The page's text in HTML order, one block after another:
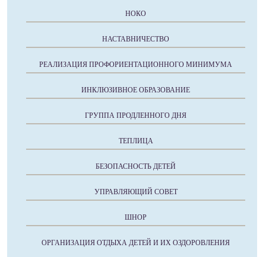
НОКО
НАСТАВНИЧЕСТВО
РЕАЛИЗАЦИЯ ПРОФОРИЕНТАЦИОННОГО МИНИМУМА
ИНКЛЮЗИВНОЕ ОБРАЗОВАНИЕ
ГРУППА ПРОДЛЕННОГО ДНЯ
ТЕПЛИЦА
БЕЗОПАСНОСТЬ ДЕТЕЙ
УПРАВЛЯЮЩИЙ СОВЕТ
ШНОР
ОРГАНИЗАЦИЯ ОТДЫХА ДЕТЕЙ И ИХ ОЗДОРОВЛЕНИЯ